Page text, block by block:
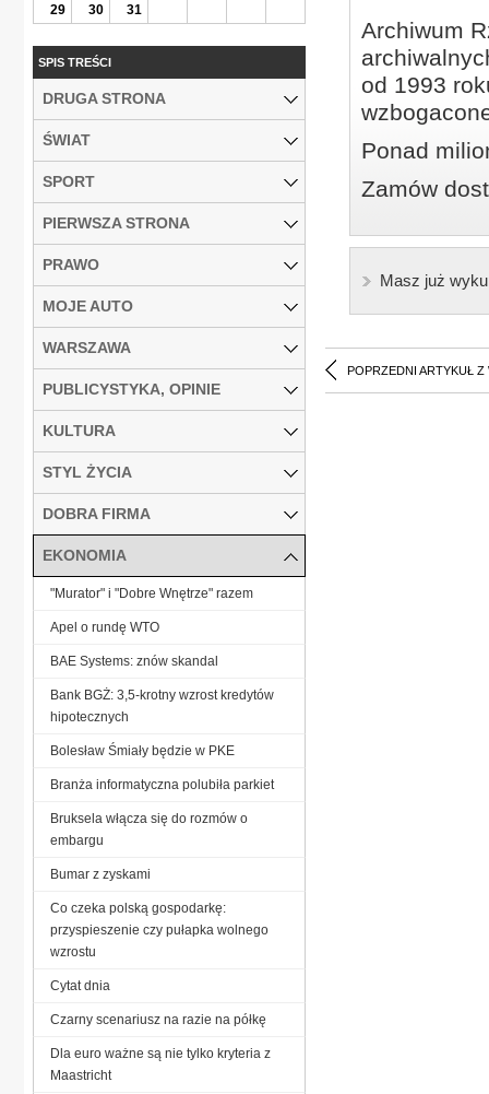
Archiwum
od 1993
Ponad
Zamów
Masz już
POPRZEDNI ARTYKUŁ Z
29
30 31
SPIS TREŚCI
DRUGA STRONA
ŚWIAT
SPORT
PIERWSZA STRONA
PRAWO
MOJE AUTO
WARSZAWA
PUBLICYSTYKA, OPINIE
KULTURA
STYL ŻYCIA
DOBRA FIRMA
EKONOMIA
"Murator" i "Dobre Wnętrze" razem
Apel o rundę WTO
BAE Systems: znów skandal
Bank BGŻ: 3,5-krotny wzrost kredytów
hipotecznych
Bolesław Śmiały będzie w PKE
Branża informatyczna polubiła parkiet
Bruksela włącza się do rozmów o
embargu
Bumar z zyskami
Co czeka polską gospodarkę:
przyspieszenie czy pułapka wolnego
wzrostu
Cytat dnia
Czarny scenariusz na razie na półkę
Dla euro ważne są nie tylko kryteria z
Maastricht